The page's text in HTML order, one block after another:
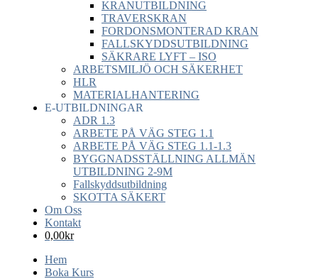
KRANUTBILDNING
TRAVERSKRAN
FORDONSMONTERAD KRAN
FALLSKYDDSUTBILDNING
SÄKRARE LYFT – ISO
ARBETSMILJÖ OCH SÄKERHET
HLR
MATERIALHANTERING
E-UTBILDNINGAR
ADR 1.3
ARBETE PÅ VÄG STEG 1.1
ARBETE PÅ VÄG STEG 1.1-1.3
BYGGNADSSTÄLLNING ALLMÄN
UTBILDNING 2-9M
Fallskyddsutbildning
SKOTTA SÄKERT
Om Oss
Kontakt
0,00kr
Hem
Boka Kurs